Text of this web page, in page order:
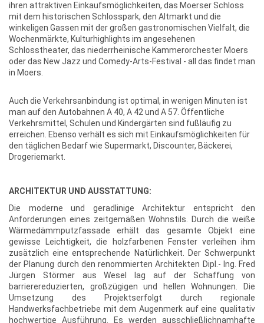
ihren attraktiven Einkaufsmöglichkeiten, das Moerser Schloss
mit dem historischen Schlosspark, den Altmarkt und die
winkeligen Gassen mit der großen gastronomischen Vielfalt, die
Wochenmärkte, Kulturhighlights im angesehenen
Schlosstheater, das niederrheinische Kammerorchester Moers
oder das New Jazz und Comedy-Arts-Festival - all das findet man
in Moers.
Auch die Verkehrsanbindung ist optimal, in wenigen Minuten ist
man auf den Autobahnen A 40, A 42 und A 57. Öffentliche
Verkehrsmittel, Schulen und Kindergärten sind fußläufig zu
erreichen. Ebenso verhält es sich mit Einkaufsmöglichkeiten für
den täglichen Bedarf wie Supermarkt, Discounter, Bäckerei,
Drogeriemarkt.
ARCHITEKTUR UND AUSSTATTUNG:
Die moderne und geradlinige Architektur entspricht den
Anforderungen eines zeitgemäßen Wohnstils. Durch die weiße
Wärmedämmputzfassade erhält das gesamte Objekt eine
gewisse Leichtigkeit, die holzfarbenen Fenster verleihen ihm
zusätzlich eine entsprechende Natürlichkeit. Der Schwerpunkt
der Planung durch den renommierten Architekten Dipl.- Ing. Fred
Jürgen Störmer aus Wesel lag auf der Schaffung von
barrierereduzierten, großzügigen und hellen Wohnungen. Die
Umsetzung des Projektserfolgt durch regionale
Handwerksfachbetriebe mit dem Augenmerk auf eine qualitativ
hochwertige Ausführung. Es werden ausschließlichnamhafte